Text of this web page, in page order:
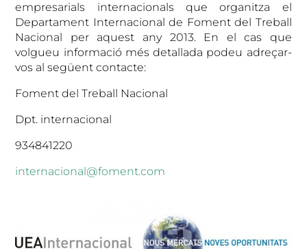
empresarials internacionals que organitza el
Departament Internacional de Foment del Treball
Nacional per aquest any 2013. En el cas que
volgueu informació més detallada podeu adreçar-
vos al següent contacte:
Foment del Treball Nacional
Dpt. internacional
934841220
internacional@foment.com